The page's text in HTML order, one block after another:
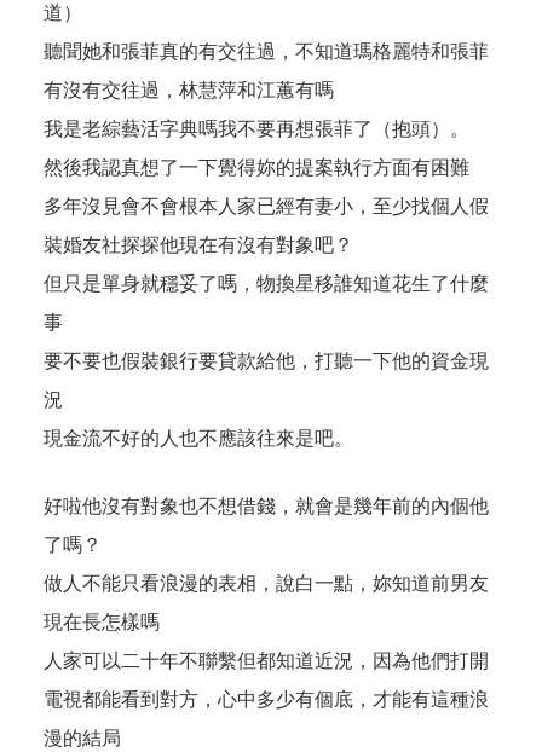
道）
聽聞她和張菲真的有交往過，不知道瑪格麗特和張菲
有沒有交往過，林慧萍和江蕙有嗎
我是老綜藝活字典嗎我不要再想張菲了（抱頭）。
然後我認真想了一下覺得妳的提案執行方面有困難
多年沒見會不會根本人家已經有妻小，至少找個人假
裝婚友社探探他現在有沒有對象吧？
但只是單身就穩妥了嗎，物換星移誰知道花生了什麼
事
要不要也假裝銀行要貸款給他，打聽一下他的資金現
況
現金流不好的人也不應該往來是吧。
好啦他沒有對象也不想借錢，就會是幾年前的內個他
了嗎？
做人不能只看浪漫的表相，說白一點，妳知道前男友
現在長怎樣嗎
人家可以二十年不聯繫但都知道近況，因為他們打開
電視都能看到對方，心中多少有個底，才能有這種浪
漫的結局